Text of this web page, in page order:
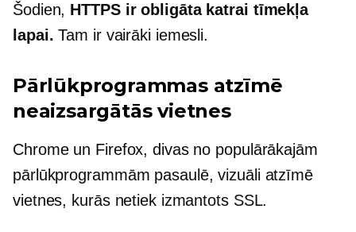
Šodien, HTTPS ir obligāta katrai tīmekļa
lapai. Tam ir vairāki iemesli.
Pārlūkprogrammas atzīmē
neaizsargātās vietnes
Chrome un Firefox, divas no populārākajām
pārlūkprogrammām pasaulē, vizuāli atzīmē
vietnes, kurās netiek izmantots SSL.